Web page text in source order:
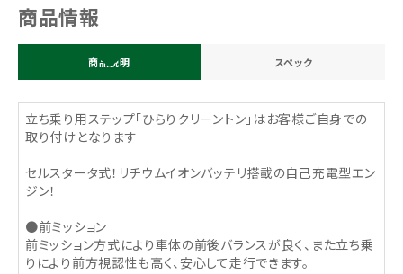
商品情報
商品説明 スペック
立ち乗り用ステップ「ひらりクリーントン」はお客様ご自身での
取り付けとなります
セルスタータ式！リチウムイオンバッテリ搭載の自己充電型エン
ジン！
●前ミッション
前ミッション方式により車体の前後バランスが良く、また立ち乗
りにより前方視認性も高く、安心して走行できます。